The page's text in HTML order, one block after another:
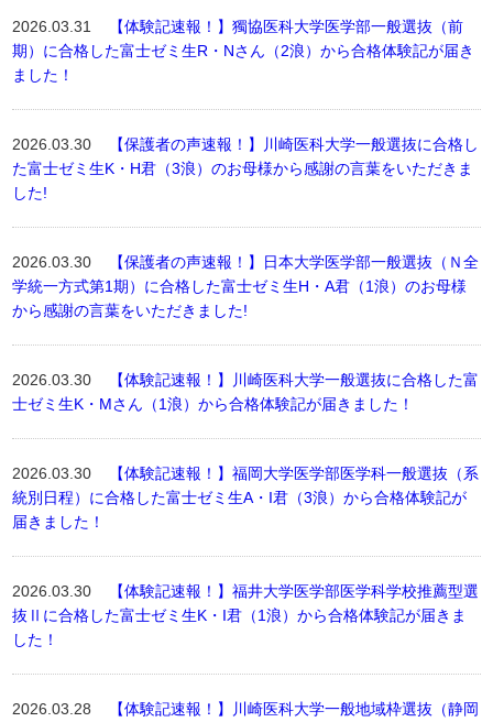
2026.03.31
【体験記速報！】獨協医科大学医学部一般選抜（前
期）に合格した富士ゼミ生R・Nさん（2浪）から合格体験記が届き
ました！
2026.03.30
【保護者の声速報！】川崎医科大学一般選抜に合格し
た富士ゼミ生K・H君（3浪）のお母様から感謝の言葉をいただきま
した!
2026.03.30
【保護者の声速報！】日本大学医学部一般選抜（Ｎ全
学統一方式第1期）に合格した富士ゼミ生H・A君（1浪）のお母様
から感謝の言葉をいただきました!
2026.03.30
【体験記速報！】川崎医科大学一般選抜に合格した富
士ゼミ生K・Mさん（1浪）から合格体験記が届きました！
2026.03.30
【体験記速報！】福岡大学医学部医学科一般選抜（系
統別日程）に合格した富士ゼミ生A・I君（3浪）から合格体験記が
届きました！
2026.03.30
【体験記速報！】福井大学医学部医学科学校推薦型選
抜Ⅱに合格した富士ゼミ生K・I君（1浪）から合格体験記が届きま
した！
2026.03.28
【体験記速報！】川崎医科大学一般地域枠選抜（静岡